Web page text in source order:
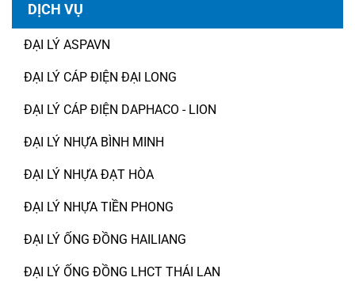
DỊCH VỤ
ĐẠI LÝ ASPAVN
ĐẠI LÝ CÁP ĐIỆN ĐẠI LONG
ĐẠI LÝ CÁP ĐIỆN DAPHACO - LION
ĐẠI LÝ NHỰA BÌNH MINH
ĐẠI LÝ NHỰA ĐẠT HÒA
ĐẠI LÝ NHỰA TIỀN PHONG
ĐẠI LÝ ỐNG ĐỒNG HAILIANG
ĐẠI LÝ ỐNG ĐỒNG LHCT THÁI LAN